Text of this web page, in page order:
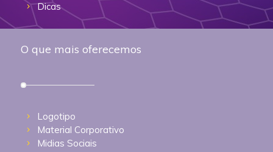
Dicas
O que mais oferecemos
Logotipo
Material Corporativo
Midias Sociais